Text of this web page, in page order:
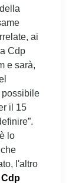
ai
Cdp
e sarà,
possibile
il 15
lo
l'altro
Cdp